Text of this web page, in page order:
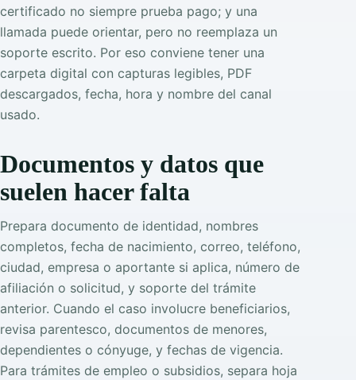
certificado no siempre prueba pago; y una
llamada puede orientar, pero no reemplaza un
soporte escrito. Por eso conviene tener una
carpeta digital con capturas legibles, PDF
descargados, fecha, hora y nombre del canal
usado.
Documentos y datos que
suelen hacer falta
Prepara documento de identidad, nombres
completos, fecha de nacimiento, correo, teléfono,
ciudad, empresa o aportante si aplica, número de
afiliación o solicitud, y soporte del trámite
anterior. Cuando el caso involucre beneficiarios,
revisa parentesco, documentos de menores,
dependientes o cónyuge, y fechas de vigencia.
Para trámites de empleo o subsidios, separa hoja